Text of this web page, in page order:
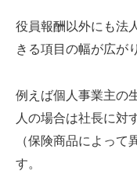
役員報酬以外にも法
きる項目の幅が広が
例えば個人事業主の
人の場合は社長に対
（保険商品によっ
す。